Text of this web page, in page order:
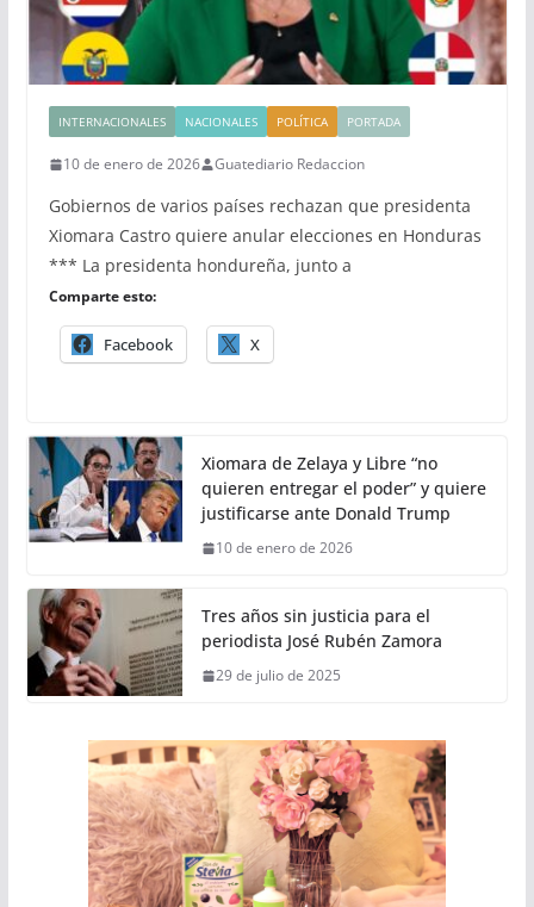
INTERNACIONALES NACIONALES POLÍTICA PORTADA
10 de enero de 2026 Guatediario Redaccion
Gobiernos de varios países rechazan que presidenta
Xiomara Castro quiere anular elecciones en Honduras
*** La presidenta hondureña, junto a
Comparte esto:
Facebook X
Xiomara de Zelaya y Libre “no
quieren entregar el poder” y quiere
justificarse ante Donald Trump
10 de enero de 2026
Tres años sin justicia para el
periodista José Rubén Zamora
29 de julio de 2025